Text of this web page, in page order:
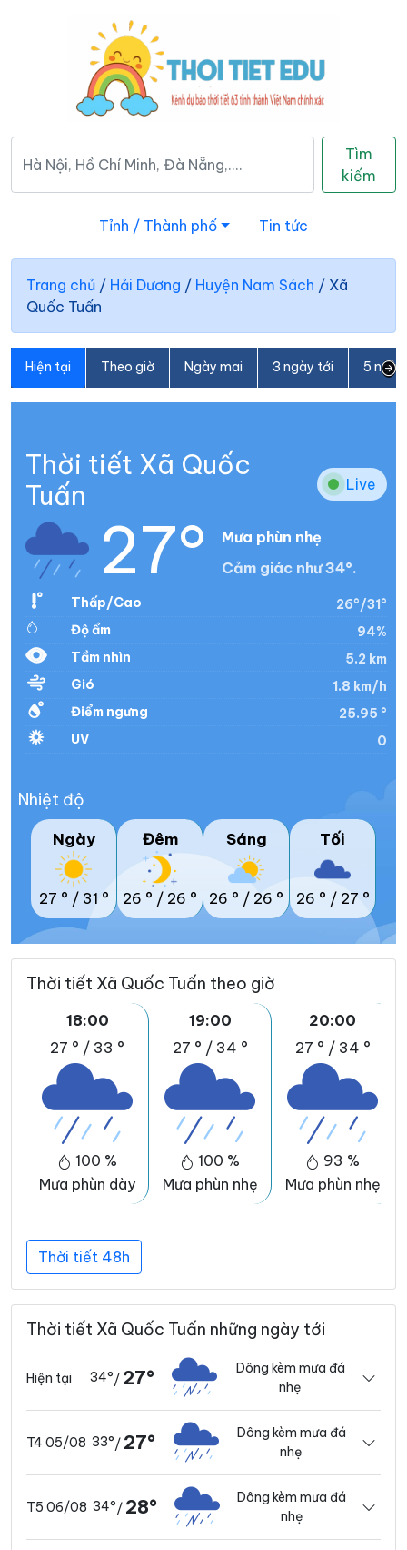
Tìm
kiếm
Tỉnh / Thành phố Tin tức
Trang chủ / Hải Dương / Huyện Nam Sách / Xã
Quốc Tuấn
Hiện tại Theo giờ Ngày mai 3 ngày tới 5
Thời tiết Xã Quốc
Tuấn
Live
27°
Mưa phùn nhẹ
Cảm giác như 34°.
Thấp/Cao
26°/31°
Độ ẩm
94%
Tầm nhìn
5.2 km
Gió
1.8 km/h
Điểm ngưng
25.95 °
UV
0
Nhiệt độ
Ngày
27 ° / 31 °
Đêm
26 ° / 26 °
Sáng
26 ° / 26 °
Tối
26 ° / 27 °
Thời tiết Xã Quốc Tuấn theo giờ
18:00
27 ° / 33 °
100 %
Mưa phùn dày
19:00
27 ° / 34 °
100 %
Mưa phùn nhẹ
20:00
27 ° / 34 °
93 %
Mưa phùn nhẹ
Thời tiết 48h
Thời tiết Xã Quốc Tuấn những ngày tới
Hiện tại 34°/ 27°
Dông kèm mưa đá
nhẹ
T4 05/08 33°/ 27°
Dông kèm mưa đá
nhẹ
T5 06/08 34°/ 28°
Dông kèm mưa đá
nhẹ